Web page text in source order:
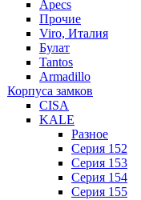
Apecs
Прочие
Viro, Италия
Булат
Tantos
Armadillo
Корпуса замков
CISA
KALE
Разное
Серия 152
Серия 153
Серия 154
Серия 155